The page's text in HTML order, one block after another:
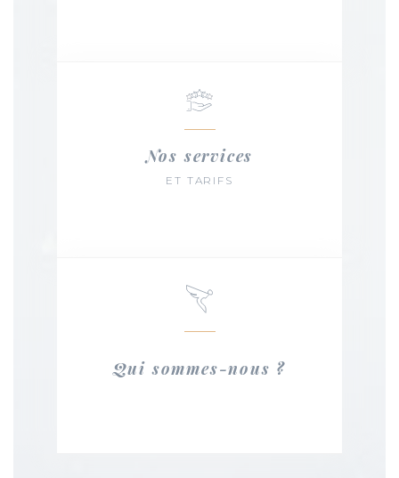
Nos services
ET TARIFS
Qui sommes-nous ?